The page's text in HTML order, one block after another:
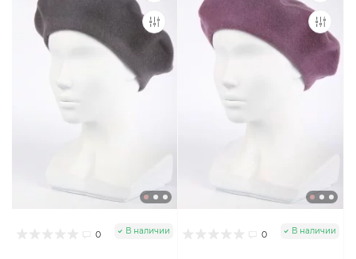
0 В наличии 0 В наличии